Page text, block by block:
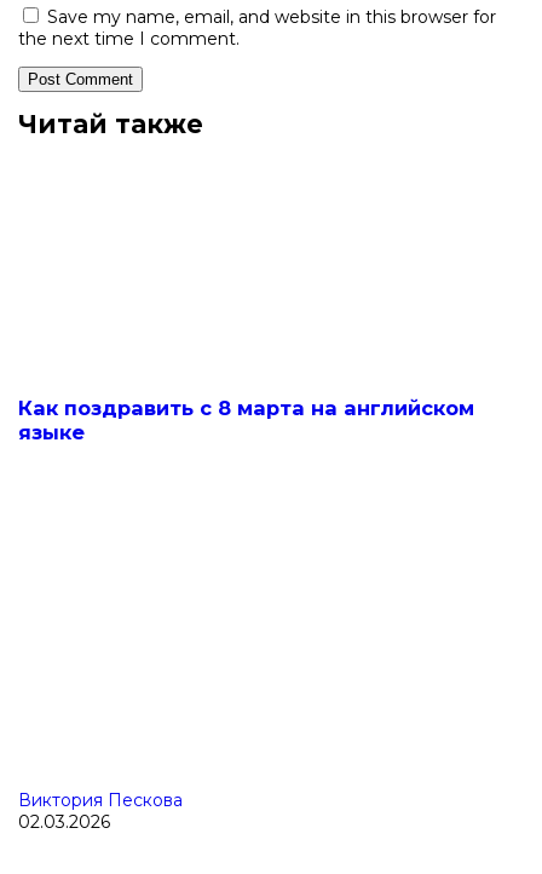
Save my name, email, and website in this browser for
the next time I comment.
Читай также
Как поздравить с 8 марта на английском
языке
Виктория Пескова
02.03.2026